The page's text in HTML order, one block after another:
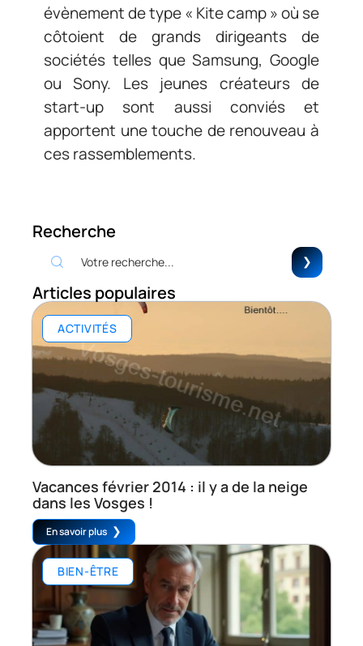
évènement de type « Kite camp » où se
côtoient de grands dirigeants de
sociétés telles que Samsung, Google
ou Sony. Les jeunes créateurs de
start-up sont aussi conviés et
apportent une touche de renouveau à
ces rassemblements.
Recherche
Articles populaires
ACTIVITÉS
Vacances février 2014 : il y a de la neige
dans les Vosges !
En savoir plus
BIEN-ÊTRE